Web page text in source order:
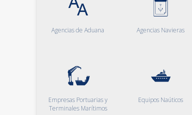
Agencias de Aduana Agencias Navieras
Empresas Portuarias y
Terminales Marítimos
Equipos Naúticos